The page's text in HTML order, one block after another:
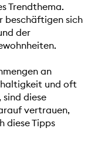
Trendthema.
beschäftigen sich
der
an
und oft
diese
vertrauen,
diese Tipps